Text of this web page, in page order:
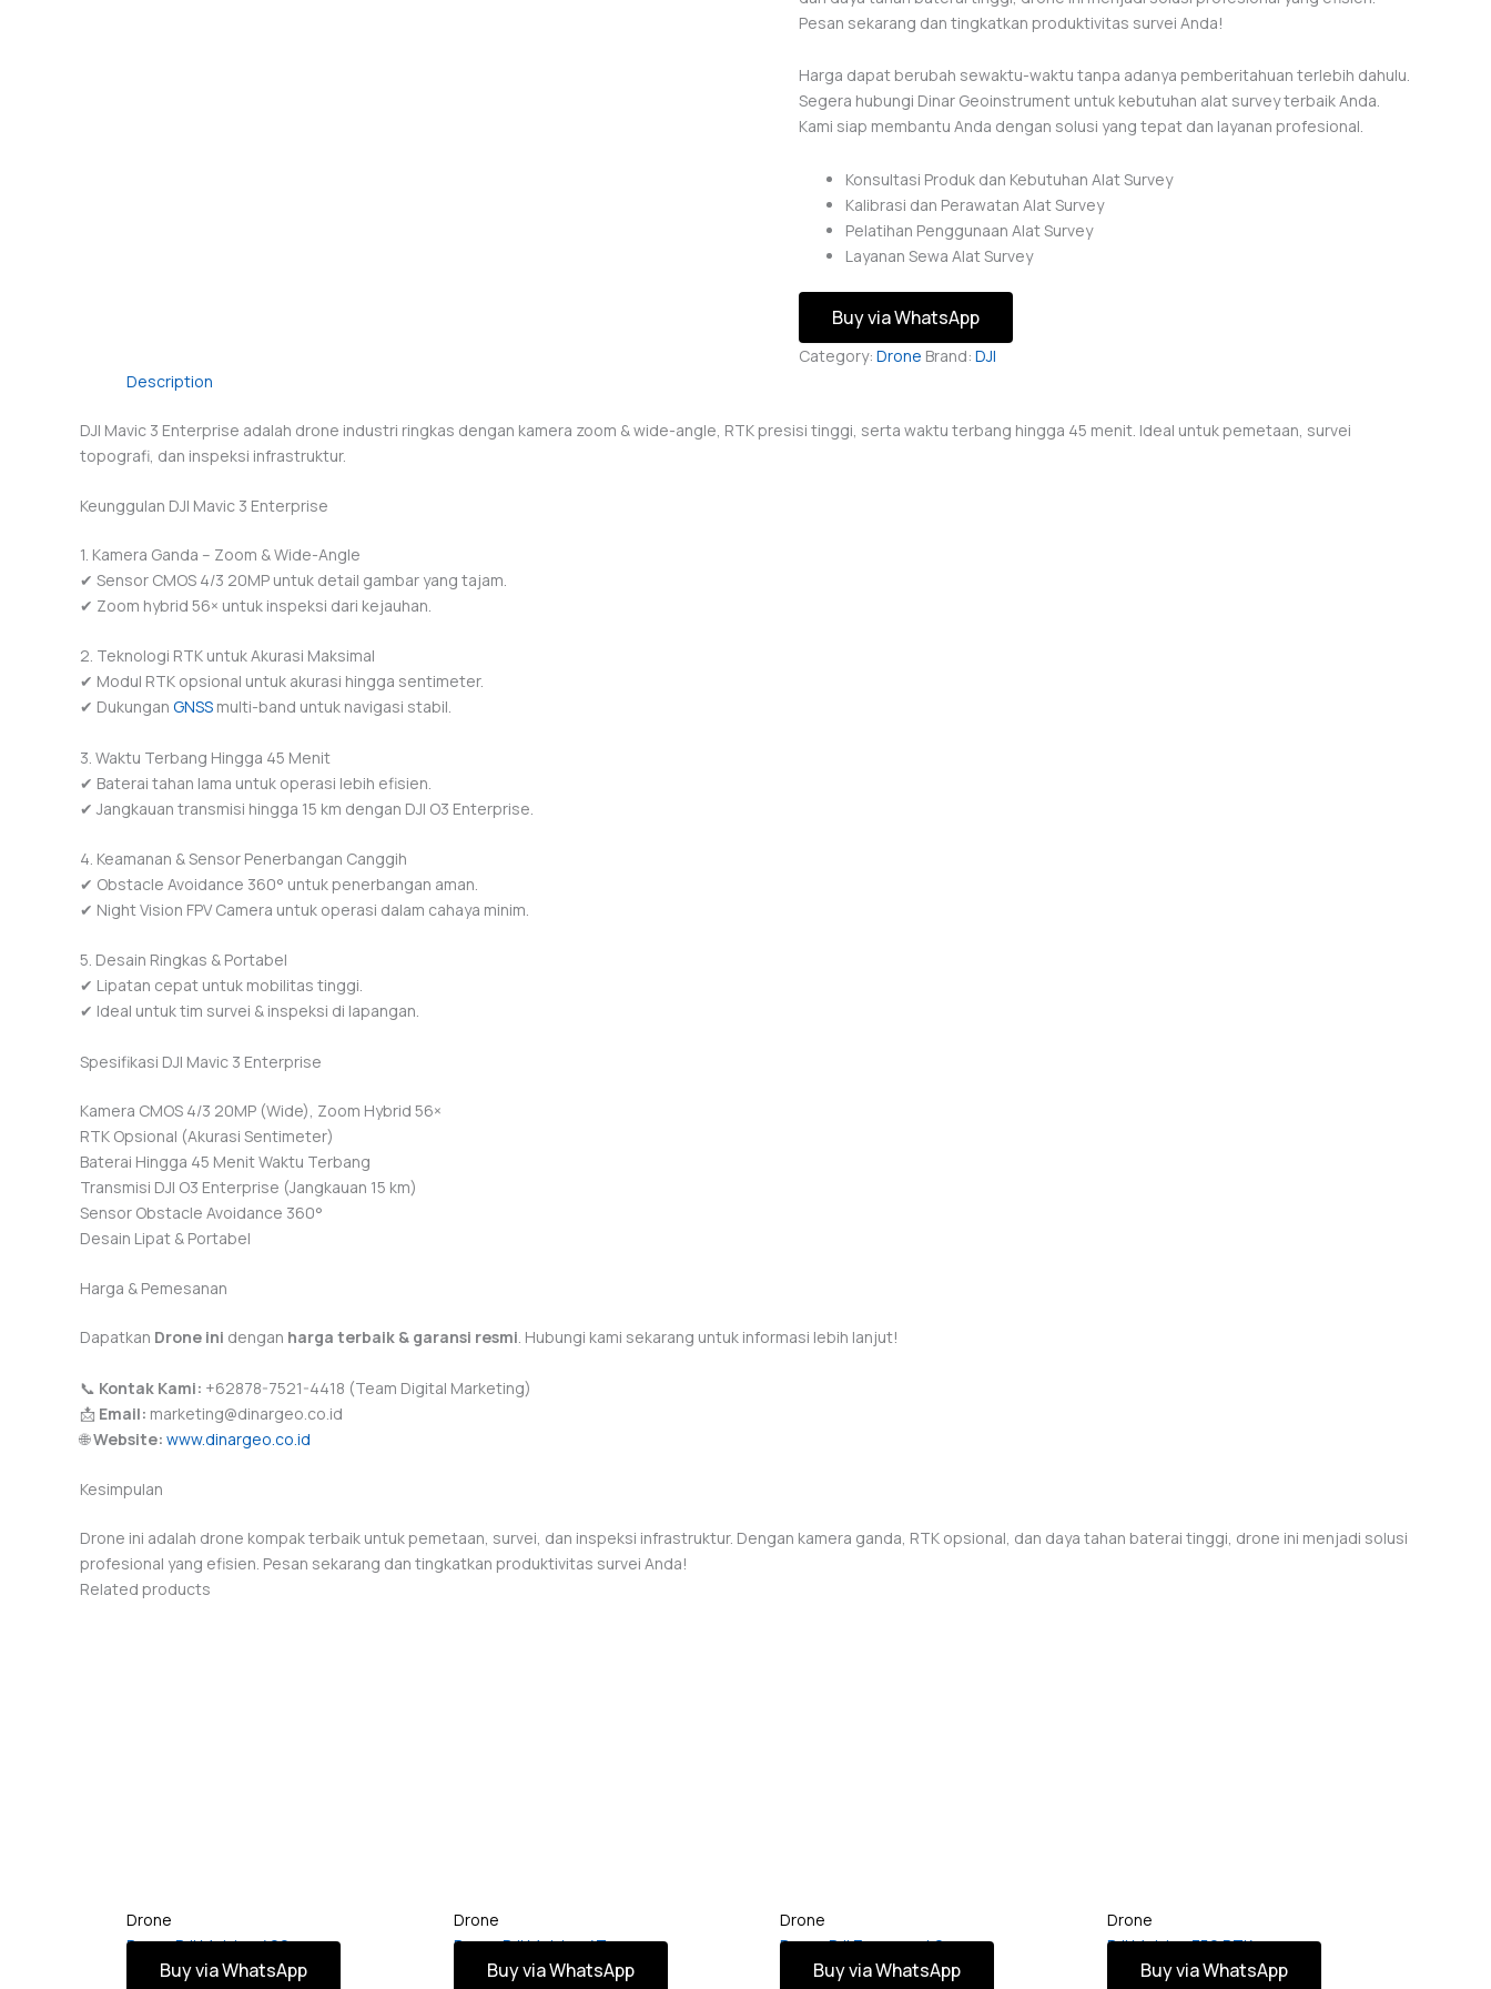
Pesan sekarang dan tingkatkan produktivitas survei Anda!
Harga dapat berubah sewaktu-waktu tanpa adanya pemberitahuan terlebih dahulu.
Segera hubungi Dinar Geoinstrument untuk kebutuhan alat survey terbaik Anda.
Kami siap membantu Anda dengan solusi yang tepat dan layanan profesional.
Konsultasi Produk dan Kebutuhan Alat Survey
Kalibrasi dan Perawatan Alat Survey
Pelatihan Penggunaan Alat Survey
Layanan Sewa Alat Survey
Buy via WhatsApp
Category: Drone Brand: DJI
Description
DJI Mavic 3 Enterprise adalah drone industri ringkas dengan kamera zoom & wide-angle, RTK presisi tinggi, serta waktu terbang hingga 45 menit. Ideal untuk pemetaan, survei
topografi, dan inspeksi infrastruktur.
Keunggulan DJI Mavic 3 Enterprise
1. Kamera Ganda – Zoom & Wide-Angle
✔ Sensor CMOS 4/3 20MP untuk detail gambar yang tajam.
✔ Zoom hybrid 56× untuk inspeksi dari kejauhan.
2. Teknologi RTK untuk Akurasi Maksimal
✔ Modul RTK opsional untuk akurasi hingga sentimeter.
✔ Dukungan GNSS multi-band untuk navigasi stabil.
3. Waktu Terbang Hingga 45 Menit
✔ Baterai tahan lama untuk operasi lebih efisien.
✔ Jangkauan transmisi hingga 15 km dengan DJI O3 Enterprise.
4. Keamanan & Sensor Penerbangan Canggih
✔ Obstacle Avoidance 360° untuk penerbangan aman.
✔ Night Vision FPV Camera untuk operasi dalam cahaya minim.
5. Desain Ringkas & Portabel
✔ Lipatan cepat untuk mobilitas tinggi.
✔ Ideal untuk tim survei & inspeksi di lapangan.
Spesifikasi DJI Mavic 3 Enterprise
Kamera CMOS 4/3 20MP (Wide), Zoom Hybrid 56×
RTK Opsional (Akurasi Sentimeter)
Baterai Hingga 45 Menit Waktu Terbang
Transmisi DJI O3 Enterprise (Jangkauan 15 km)
Sensor Obstacle Avoidance 360°
Desain Lipat & Portabel
Harga & Pemesanan
Dapatkan Drone ini dengan harga terbaik & garansi resmi. Hubungi kami sekarang untuk informasi lebih lanjut!
📞 Kontak Kami: +62878-7521-4418 (Team Digital Marketing)
📩 Email: marketing@dinargeo.co.id
🌐Website: www.dinargeo.co.id
Kesimpulan
Drone ini adalah drone kompak terbaik untuk pemetaan, survei, dan inspeksi infrastruktur. Dengan kamera ganda, RTK opsional, dan daya tahan baterai tinggi, drone ini menjadi solusi
profesional yang efisien. Pesan sekarang dan tingkatkan produktivitas survei Anda!
Related products
Drone
Drone DJI Matrice 400
Buy via WhatsApp
Drone
Drone DJI Matrice 4T
Buy via WhatsApp
Drone
Drone DJI Zenmuse L2
Buy via WhatsApp
Drone
DJI Matrice 350 RTK
Buy via WhatsApp